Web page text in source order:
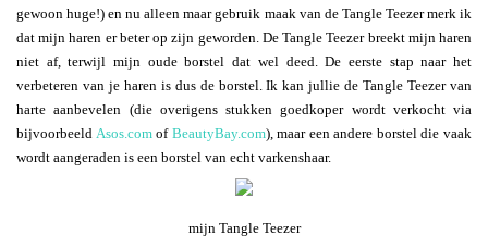
gewoon huge!) en nu alleen maar gebruik maak van de Tangle Teezer merk ik
dat mijn haren er beter op zijn geworden. De Tangle Teezer breekt mijn haren
niet af, terwijl mijn oude borstel dat wel deed. De eerste stap naar het
verbeteren van je haren is dus de borstel. Ik kan jullie de Tangle Teezer van
harte aanbevelen (die overigens stukken goedkoper wordt verkocht via
bijvoorbeeld Asos.comof BeautyBay.com), maar een andere borstel die vaak
wordt aangeraden is een borstel van echt varkenshaar.
mijn Tangle Teezer